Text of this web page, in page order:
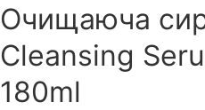
Очищаюча
Cleansing
180ml